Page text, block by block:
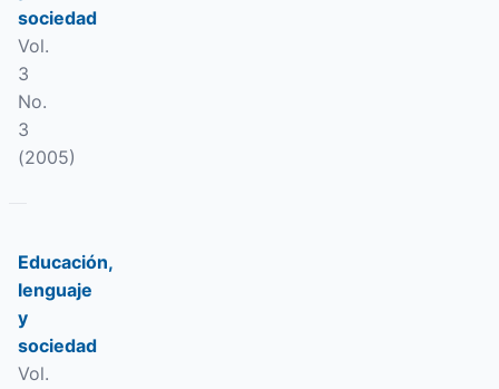
sociedad
Vol.
3
No.
3
(2005)
Educación,
lenguaje
y
sociedad
Vol.